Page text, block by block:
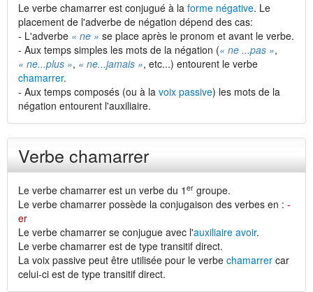
Le verbe chamarrer est conjugué à la forme négative. Le
placement de l'adverbe de négation dépend des cas:
- L'adverbe « ne » se place après le pronom et avant le verbe.
- Aux temps simples les mots de la négation (« ne ...pas »,
« ne...plus », « ne...jamais », etc...) entourent le verbe
chamarrer.
- Aux temps composés (ou à la voix passive) les mots de la
négation entourent l'auxiliaire.
Verbe chamarrer
Le verbe chamarrer est un verbe du 1 er groupe.
Le verbe chamarrer possède la conjugaison des verbes en : -
er
Le verbe chamarrer se conjugue avec l'auxiliaire avoir.
Le verbe chamarrer est de type transitif direct.
La voix passive peut être utilisée pour le verbe chamarrer car
celui-ci est de type transitif direct.